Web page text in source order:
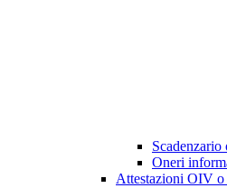
Oneri
Attestazioni OIV o